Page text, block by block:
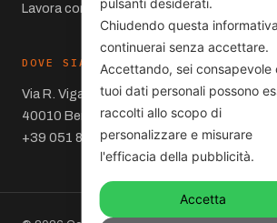
Lavora con noi
DOVE SIAMO
Via R. Viganò 10
40010 Bentivoglio (BO)
+39 051 860066
pulsanti desiderati.
Chiudendo questa informativa
continuerai senza accettare.
Accettando, sei consapevole
tuoi dati personali possono
raccolti allo scopo di
personalizzare e misurare
l'efficacia della pubblicità.
Accetta